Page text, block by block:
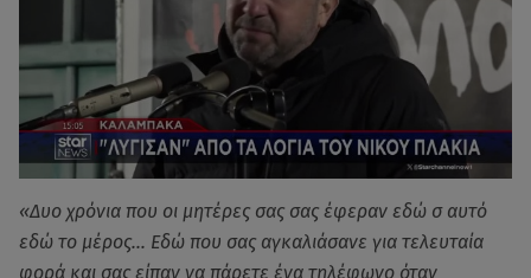
«Δυο χρόνια που οι μητέρες σας σας έφεραν εδώ σ αυτό
εδώ το μέρος... Εδώ που σας αγκαλιάσανε για τελευταία
φορά και σας είπαν να πάρετε ένα τηλέφωνο όταν